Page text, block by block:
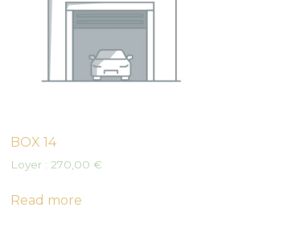
BOX 14
Loyer :270,00€
Read more